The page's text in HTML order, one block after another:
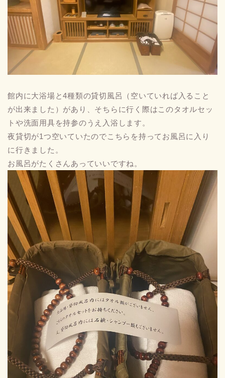
館内に大浴場と4種類の貸切風呂（空いていれば入ること
が出来ました）があり、そちらに行く際はこのタオルセッ
トや洗面用具を持参のうえ入浴します。
夜貸切が1つ空いていたのでこちらを持ってお風呂に入り
に行きました。
お風呂がたくさんあっていいですね。